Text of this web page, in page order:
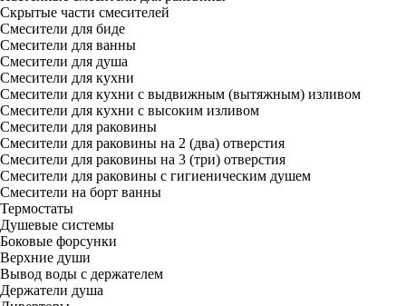
Скрытые части смесителей
Смесители для биде
Смесители для ванны
Смесители для душа
Смесители для кухни
Смесители для кухни с выдвижным (вытяжным) изливом
Смесители для кухни с высоким изливом
Смесители для раковины
Смесители для раковины на 2 (два) отверстия
Смесители для раковины на 3 (три) отверстия
Смесители для раковины с гигиеническим душем
Смесители на борт ванны
Термостаты
Душевые системы
Боковые форсунки
Верхние души
Вывод воды с держателем
Держатели душа